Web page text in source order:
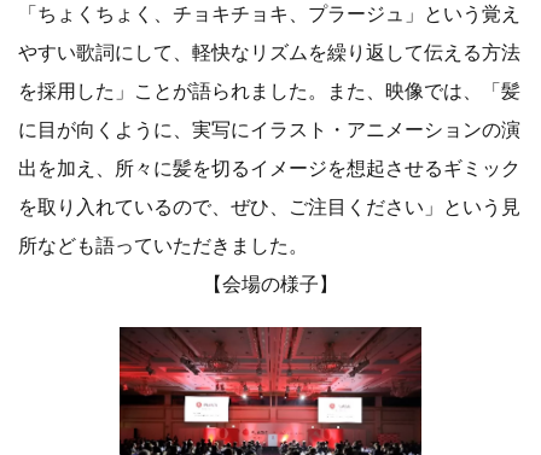
「ちょくちょく、チョキチョキ、プラージュ」という覚え
やすい歌詞にして、軽快なリズムを繰り返して伝える方法
を採用した」ことが語られました。また、映像では、「髪
に目が向くように、実写にイラスト・アニメーションの演
出を加え、所々に髪を切るイメージを想起させるギミック
を取り入れているので、ぜひ、ご注目ください」という見
所なども語っていただきました。
【会場の様子】